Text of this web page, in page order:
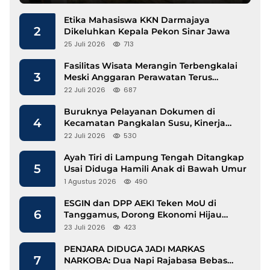
2
Etika Mahasiswa KKN Darmajaya
Dikeluhkan Kepala Pekon Sinar Jawa
25 Juli 2026 713
3
Fasilitas Wisata Merangin Terbengkalai
Meski Anggaran Perawatan Terus
Mengalir
22 Juli 2026 687
4
Buruknya Pelayanan Dokumen di
Kecamatan Pangkalan Susu, Kinerja
Disdukcapil Langkat Disorot
22 Juli 2026 530
5
Ayah Tiri di Lampung Tengah Ditangkap
Usai Diduga Hamili Anak di Bawah Umur
1 Agustus 2026 490
6
ESGIN dan DPP AEKI Teken MoU di
Tanggamus, Dorong Ekonomi Hijau
Berbasis Kopi dan Perdagangan Karbon
23 Juli 2026 423
7
PENJARA DIDUGA JADI MARKAS
NARKOBA: Dua Napi Rajabasa Bebas